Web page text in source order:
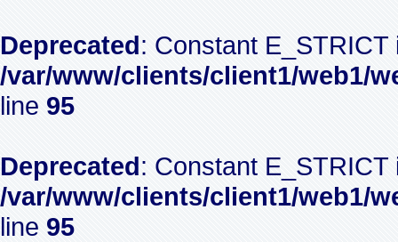
Deprecated: Constant
/var/www/clients/client1/web1/
line 95
Deprecated: Constant
/var/www/clients/client1/web1/
line 95